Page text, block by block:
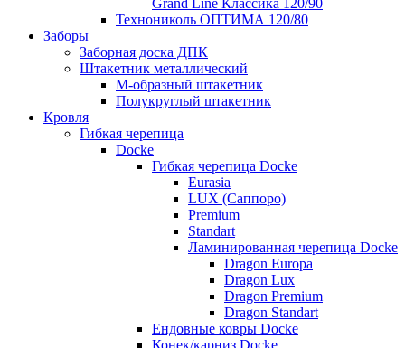
Grand Line Классика 120/90
Технониколь ОПТИМА 120/80
Заборы
Заборная доска ДПК
Штакетник металлический
М-образный штакетник
Полукруглый штакетник
Кровля
Гибкая черепица
Docke
Гибкая черепица Docke
Eurasia
LUX (Саппоро)
Premium
Standart
Ламинированная черепица Docke
Dragon Europa
Dragon Lux
Dragon Premium
Dragon Standart
Ендовные ковры Docke
Конек/карниз Docke